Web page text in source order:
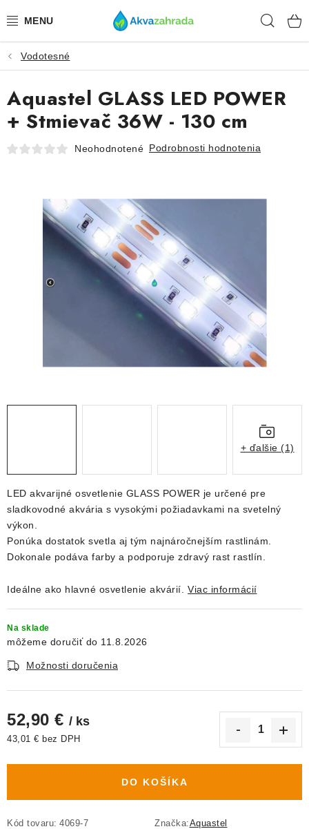
na
TECHNIKA
HNOJIVÁ
VODA
RASTLINY
SUBSTRÁTY
KRMIVÁ A VITAMÍNY
Vodotesné
LED akvarijné osvetlenie GLASS POWER je určené pre
sladkovodné akvária s vysokými požiadavkami na svetelný
výkon
Ponúka dostatok svetla aj tým najnáročnejším rastlinám
Dokonale podáva farby a podporuje zdravý rast rastlín
Ideálne ako hlavné osvetlenie akvárií Viac informácií
Na sklade
11.8.2026
Možnosti doručenia
52,90 € / ks
43,01 € bez DPH
DO KOŠÍKA
Kód tovaru: 4069-7 Značka:Aquastel
Aquastel GLASS LED POWER
+ Stmievač 36W - 130 cm
Neohodnotené Podrobnosti hodnotenia
+ ďalšie (1)